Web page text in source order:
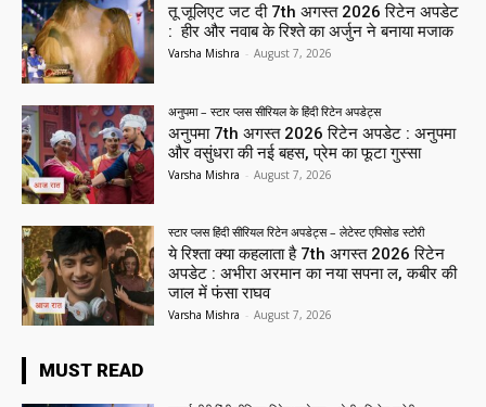
तू जूलिएट जट दी 7th अगस्त 2026 रिटेन अपडेट
: हीर और नवाब के रिश्ते का अर्जुन ने बनाया मजाक
Varsha Mishra - August 7, 2026
अनुपमा – स्टार प्लस सीरियल के हिंदी रिटेन अपडेट्स
अनुपमा 7th अगस्त 2026 रिटेन अपडेट : अनुपमा
और वसुंधरा की नई बहस, प्रेम का फूटा गुस्सा
Varsha Mishra - August 7, 2026
स्टार प्लस हिंदी सीरियल रिटेन अपडेट्स – लेटेस्ट एपिसोड स्टोरी
ये रिश्ता क्या कहलाता है 7th अगस्त 2026 रिटेन
अपडेट : अभीरा अरमान का नया सपना ल, कबीर की
जाल में फंसा राघव
Varsha Mishra - August 7, 2026
MUST READ